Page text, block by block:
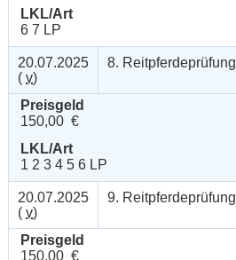
LKL/Art
6 7 LP
20.07.2025
( v)
8. Reitpferdeprüfung
Preisgeld
150,00 €
LKL/Art
1 2 3 4 5 6 LP
20.07.2025
( v)
9. Reitpferdeprüfung
Preisgeld
150,00 €